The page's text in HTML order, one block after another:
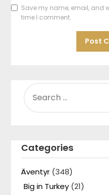
Save my name, email, and
time I comment.
FOR:
Categories
Äventyr (348)
Big in Turkey (21)